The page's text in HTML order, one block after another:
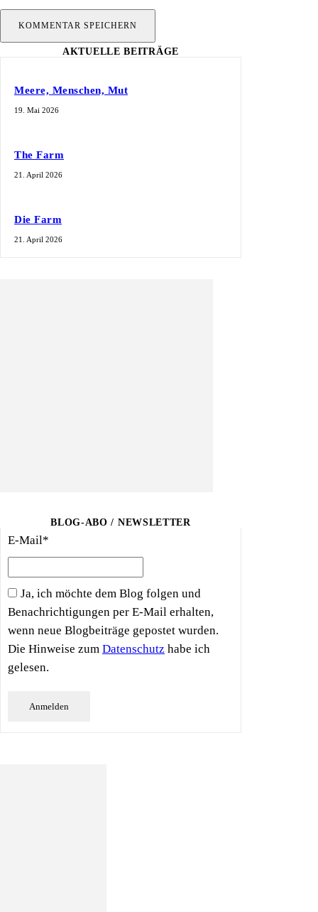
AKTUELLE BEITRÄGE
Meere, Menschen, Mut
19. Mai 2026
The Farm
21. April 2026
Die Farm
21. April 2026
BLOG-ABO / NEWSLETTER
E-Mail*
Ja, ich möchte dem Blog folgen und
Benachrichtigungen per E-Mail erhalten,
wenn neue Blogbeiträge gepostet wurden.
Die Hinweise zum Datenschutz habe ich
gelesen.